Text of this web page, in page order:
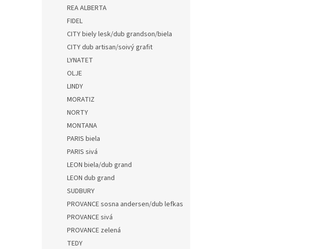
REA ALBERTA
FIDEL
CITY biely lesk/dub grandson/biela
CITY dub artisan/soivý grafit
LYNATET
OLJE
LINDY
MORATIZ
NORTY
MONTANA
PARIS biela
PARIS sivá
LEON biela/dub grand
LEON dub grand
SUDBURY
PROVANCE sosna andersen/dub lefkas
PROVANCE sivá
PROVANCE zelená
TEDY